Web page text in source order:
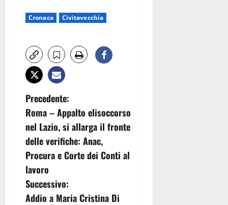
Cronaca Civitavecchia
N
a
v
i
g
Precedente:
Roma – Appalto elisoccorso
nel Lazio, si allarga il fronte
delle verifiche: Anac,
Procura e Corte dei Conti al
lavoro
Successivo:
Addio a Maria Cristina Di